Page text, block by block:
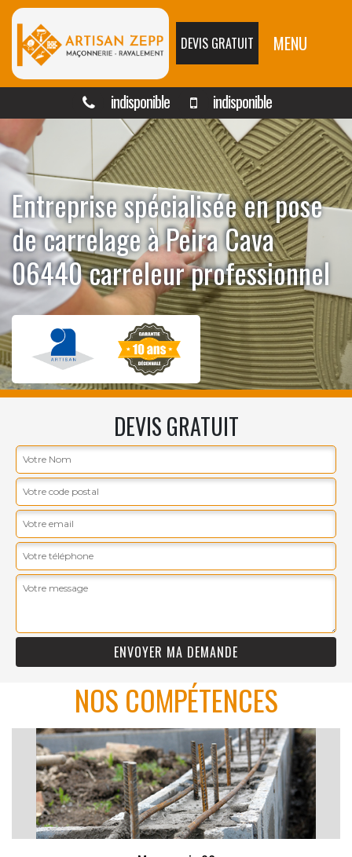
DEVIS GRATUIT MENU
indisponible indisponible
Entreprise spécialisée en pose
de carrelage à Peira Cava
06440 carreleur professionnel
DEVIS GRATUIT
NOS COMPÉTENCES